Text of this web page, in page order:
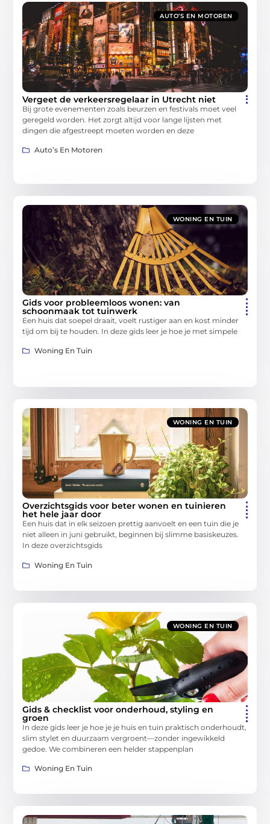
AUTO’S EN MOTOREN
Vergeet de verkeersregelaar in Utrecht niet
Bij grote evenementen zoals beurzen en festivals moet veel
geregeld worden. Het zorgt altijd voor lange lijsten met
dingen die afgestreept moeten worden en deze
Auto’s En Motoren
WONING EN TUIN
Gids voor probleemloos wonen: van
schoonmaak tot tuinwerk
Een huis dat soepel draait, voelt rustiger aan en kost minder
tijd om bij te houden. In deze gids leer je hoe je met simpele
Woning En Tuin
WONING EN TUIN
Overzichtsgids voor beter wonen en tuinieren
het hele jaar door
Een huis dat in elk seizoen prettig aanvoelt en een tuin die je
niet alleen in juni gebruikt, beginnen bij slimme basiskeuzes.
In deze overzichtsgids
Woning En Tuin
WONING EN TUIN
Gids & checklist voor onderhoud, styling en
groen
In deze gids leer je hoe je je huis en tuin praktisch onderhoudt,
slim stylet en duurzaam vergroent—zonder ingewikkeld
gedoe. We combineren een helder stappenplan
Woning En Tuin